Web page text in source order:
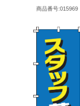
商品番号:015969